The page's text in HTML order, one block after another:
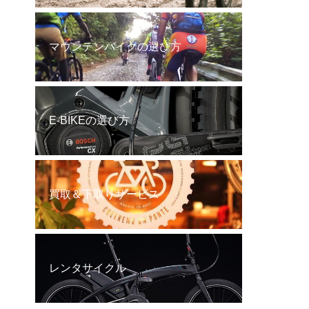
マウンテンバイクの選び方
E-BIKEの選び方
買取＆下取りサービス
レンタサイクル